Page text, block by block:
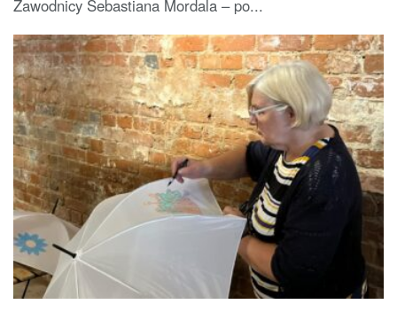
Zawodnicy Sebastiana Mordala – po...